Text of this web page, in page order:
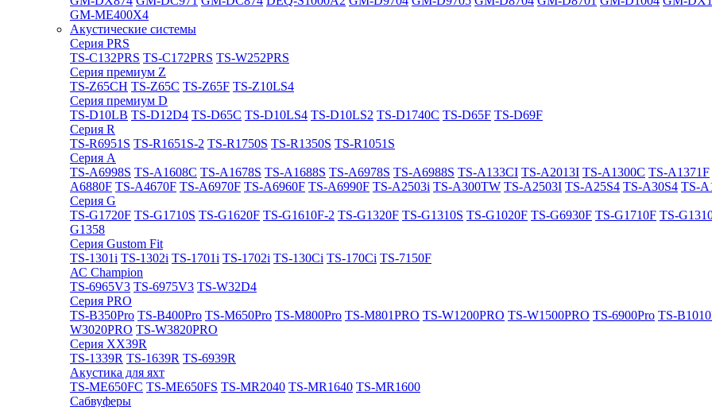
GM-ME400X4
Акустические системы
Cерия PRS
TS-C132PRS TS-C172PRS TS-W252PRS
Cерия премиум Z
TS-Z65CH TS-Z65C TS-Z65F TS-Z10LS4
Cерия премиум D
TS-D10LB TS-D12D4 TS-D65C TS-D10LS4 TS-D10LS2 TS-D1740C TS-D65F TS-D69F
Cерия R
TS-R6951S TS-R1651S-2 TS-R1750S TS-R1350S TS-R1051S
Cерия A
TS-A6998S TS-A1608C TS-A1678S TS-A1688S TS-A6978S TS-A6988S TS-A133CI TS-A2013I TS-A1300C TS-A1371F
A6880F TS-A4670F TS-A6970F TS-A6960F TS-A6990F TS-A2503i TS-A300TW TS-A2503I TS-A25S4 TS-A30S4 TS-
Cерия G
TS-G1720F TS-G1710S TS-G1620F TS-G1610F-2 TS-G1320F TS-G1310S TS-G1020F TS-G6930F TS-G1710F TS-
G1358
Cерия Gustom Fit
TS-1301i TS-1302i TS-1701i TS-1702i TS-130Ci TS-170Ci TS-7150F
АС Champion
TS-6965V3 TS-6975V3 TS-W32D4
Cерия PRO
TS-B350Pro TS-B400Pro TS-M650Pro TS-M800Pro TS-M801PRO TS-W1200PRO TS-W1500PRO TS-6900Pro TS-
W3020PRO TS-W3820PRO
Cерия XX39R
TS-1339R TS-1639R TS-6939R
Акустика для яхт
TS-ME650FC TS-ME650FS TS-MR2040 TS-MR1640 TS-MR1600
Сабвуферы